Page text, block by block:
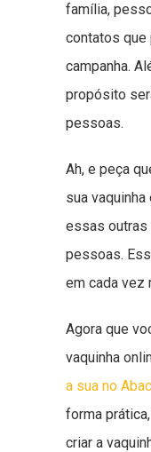
família,
contatos que
campanha.
propósito
pessoas.
Ah, e peça
sua
essas outras
pessoas.
em cada vez
Agora que
vaquinha
a sua no
forma
criar a